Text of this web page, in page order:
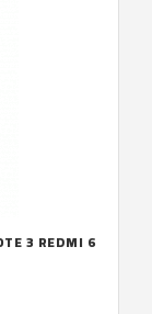
3 REDMI 6